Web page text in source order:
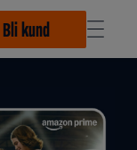
Bli kund